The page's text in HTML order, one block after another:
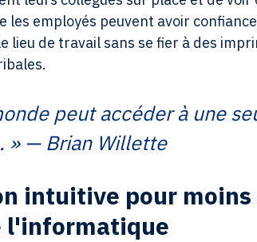
les employés peuvent avoir
lieu de travail sans se fier à des
peut accéder à une
» — Brian Willette
intuitive pour moins
l'informatique